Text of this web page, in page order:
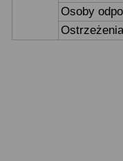
Osoby